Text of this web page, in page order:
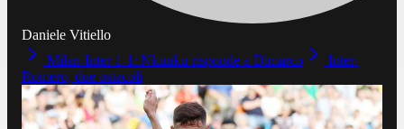
Daniele Vitiello
Milan-Inter 1-1: Nkunku risponde a Dimarco
Inter-
Romero, due ostacoli